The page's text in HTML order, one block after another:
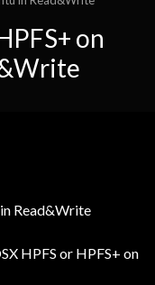
on
HPFS or HPFS+ on